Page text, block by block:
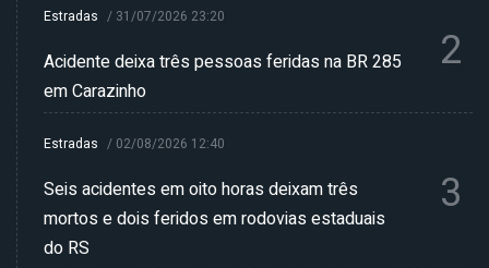
Estradas / 31/07/2026 23:20
Acidente deixa três pessoas feridas na BR 285
em Carazinho
2
Estradas / 02/08/2026 12:40
Seis acidentes em oito horas deixam três
mortos e dois feridos em rodovias estaduais
do RS
3